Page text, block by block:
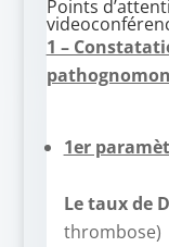
Points
1 –
1er
Le taux de
thrombose)